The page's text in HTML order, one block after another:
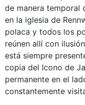
de manera temporal
en la iglesia de
polaca y todos los
reúnen allí con
está siempre
copia del Icono de
permanente en el
constantemente